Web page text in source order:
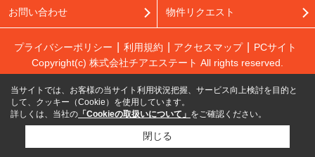
お問い合わせ 物件リクエスト
プライバシーポリシー 利用規約 アクセスマップ
PCサイト
Copyright(c) 株式会社チアエステート All rights reserved.
当サイトでは、お客様の当サイト利用状況把握、サービス向上検討を目的と
して、クッキー（Cookie）を使用しています。
詳しくは、当社の 「Cookieの取扱いについて」 をご確認ください。
閉じる